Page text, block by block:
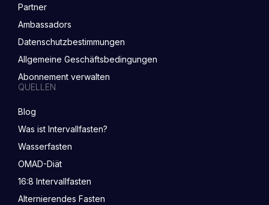
Partner
Ambassadors
Datenschutzbestimmungen
Allgemeine Geschäftsbedingungen
Abonnement verwalten
QUELLEN
Blog
Was ist Intervallfasten?
Wasserfasten
OMAD-Diät
16:8 Intervallfasten
Alternierendes Fasten